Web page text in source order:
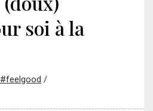
soi à la
#feelgood /